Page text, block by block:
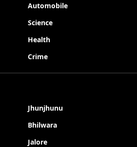
Automobile
Science
Health
Crime
Jhunjhunu
Bhilwara
Jalore